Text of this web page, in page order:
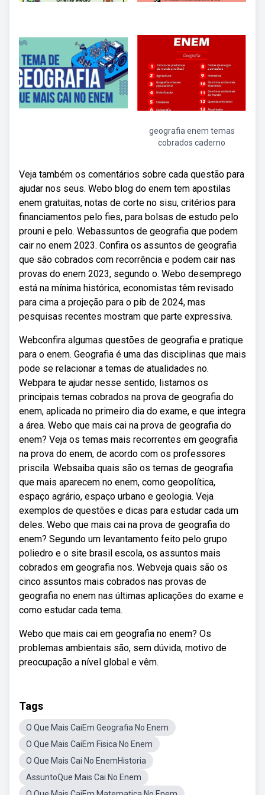
geografia enem temas
cobrados caderno
Veja também os comentários sobre cada questão para
ajudar nos seus. Webo blog do enem tem apostilas
enem gratuitas, notas de corte no sisu, critérios para
financiamentos pelo fies, para bolsas de estudo pelo
prouni e pelo. Webassuntos de geografia que podem
cair no enem 2023. Confira os assuntos de geografia
que são cobrados com recorrência e podem cair nas
provas do enem 2023, segundo o. Webo desemprego
está na mínima histórica, economistas têm revisado
para cima a projeção para o pib de 2024, mas
pesquisas recentes mostram que parte expressiva.
Webconfira algumas questões de geografia e pratique
para o enem. Geografia é uma das disciplinas que mais
pode se relacionar a temas de atualidades no.
Webpara te ajudar nesse sentido, listamos os
principais temas cobrados na prova de geografia do
enem, aplicada no primeiro dia do exame, e que integra
a área. Webo que mais cai na prova de geografia do
enem? Veja os temas mais recorrentes em geografia
na prova do enem, de acordo com os professores
priscila. Websaiba quais são os temas de geografia
que mais aparecem no enem, como geopolítica,
espaço agrário, espaço urbano e geologia. Veja
exemplos de questões e dicas para estudar cada um
deles. Webo que mais cai na prova de geografia do
enem? Segundo um levantamento feito pelo grupo
poliedro e o site brasil escola, os assuntos mais
cobrados em geografia nos. Webveja quais são os
cinco assuntos mais cobrados nas provas de
geografia no enem nas últimas aplicações do exame e
como estudar cada tema.
Webo que mais cai em geografia no enem? Os
problemas ambientais são, sem dúvida, motivo de
preocupação a nível global e vêm.
Tags
O Que Mais CaiEm Geografia No Enem
O Que Mais CaiEm Fisica No Enem
O Que Mais Cai No EnemHistoria
AssuntoQue Mais Cai No Enem